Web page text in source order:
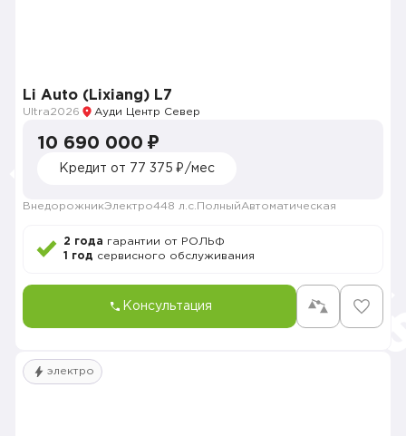
Li Auto (Lixiang) L7
Ultra2026 Ауди Центр Север
10 690 000 ₽
Кредит от 77 375 ₽/мес
ВнедорожникЭлектро448 л.с. ПолныйАвтоматическая
2 года гарантии от РОЛЬФ
1 год сервисного обслуживания
Консультация
электро